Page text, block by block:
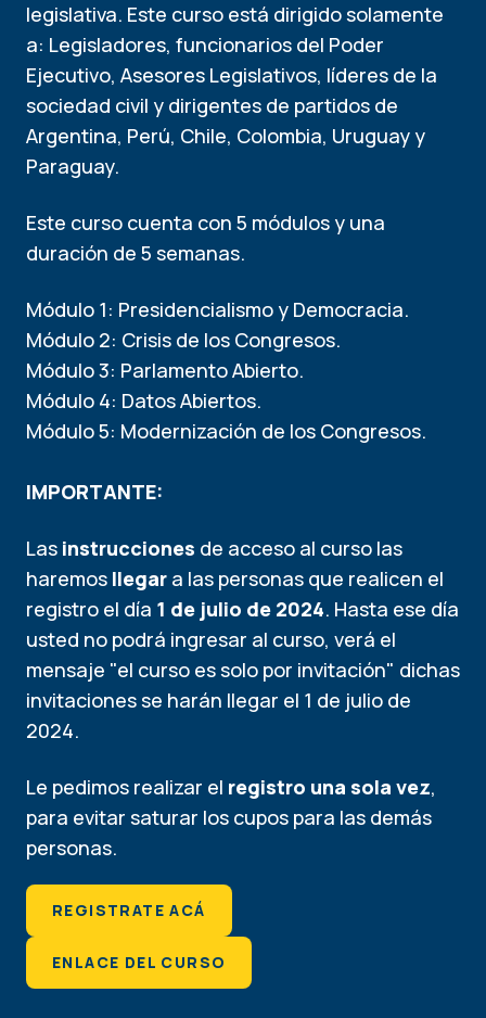
legislativa. Este curso está dirigido solamente
a: Legisladores, funcionarios del Poder
Ejecutivo, Asesores Legislativos, líderes de la
sociedad civil y dirigentes de partidos de
Argentina, Perú, Chile, Colombia, Uruguay y
Paraguay.
Este curso cuenta con 5 módulos y una
duración de 5 semanas.
Módulo 1: Presidencialismo y Democracia.
Módulo 2: Crisis de los Congresos.
Módulo 3: Parlamento Abierto.
Módulo 4: Datos Abiertos.
Módulo 5: Modernización de los Congresos.
IMPORTANTE:
Las instrucciones de acceso al curso las
haremos llegar a las personas que realicen el
registro el día 1 de julio de 2024. Hasta ese día
usted no podrá ingresar al curso, verá el
mensaje "el curso es solo por invitación" dichas
invitaciones se harán llegar el 1 de julio de
2024.
Le pedimos realizar el registro una sola vez,
para evitar saturar los cupos para las demás
personas.
REGISTRATE ACÁ
ENLACE DEL CURSO